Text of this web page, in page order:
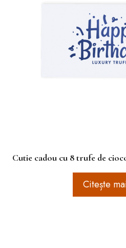
Cutie cadou cu 8 trufe de
Citește